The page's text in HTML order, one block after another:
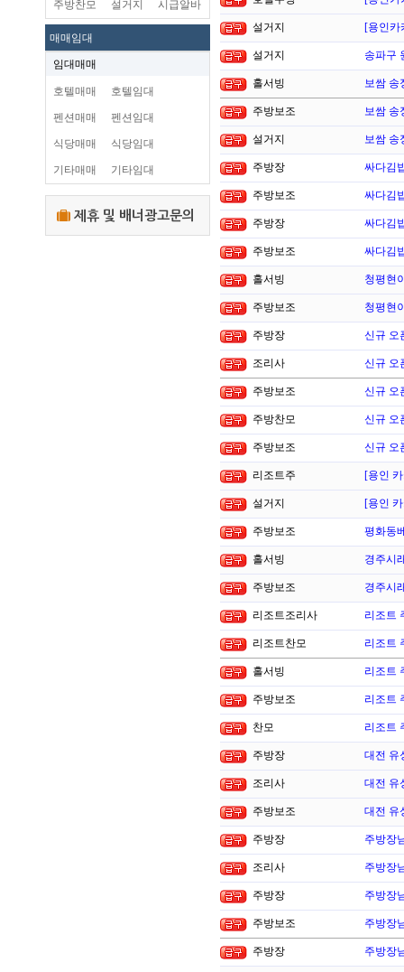
주방찬모 설거지 시급알바
매매임대
임대매매
호텔매매 호텔임대
펜션매매 펜션임대
식당매매 식당임대
기타매매 기타임대
제휴 및 배너광고문의
설거지 [용인
설거지 송파구
홀서빙 보쌈 송
주방보조 보쌈 송
설거지 보쌈 송
주방장 싸다김
주방보조 싸다김
주방장 싸다김
주방보조 싸다김
홀서빙 청평현
주방보조 청평현
주방장 신규 오
조리사 신규 오
주방보조 신규 오
주방찬모 신규 오
주방보조 신규 오
리조트주 [용인
설거지 [용인
주방보조 평화동
홀서빙 경주시
주방보조 경주시
리조트조리사 리조트
리조트찬모 리조트
홀서빙 리조트
주방보조 리조트
찬모 리조트
주방장 대전 유
조리사 대전 유
주방보조 대전 유
주방장 주방장
조리사 주방장
주방장 주방장
주방보조 주방장
주방장 주방장